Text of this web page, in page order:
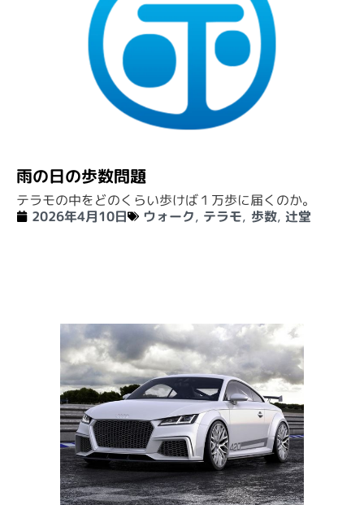
雨の日の歩数問題
テラモの中をどのくらい歩けば１万歩に届くのか。
2026年4月10日
ウォーク, テラモ, 歩数, 辻堂